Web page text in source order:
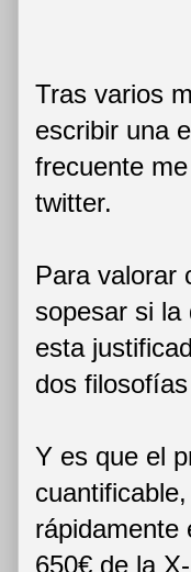
Tras varios
escribir una
frecuente
twitter.
Para valorar
sopesar si la
esta
dos
Y es que el
rápidamente
650€ de la